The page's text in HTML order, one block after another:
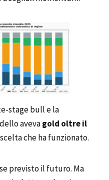
stage bull e la
avevagold oltre il
che ha funzionato.
previsto il futuro. Ma